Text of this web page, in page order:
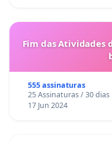
Fim das Atividades
555 assinaturas
25 Assinaturas / 30 dias
17 Jun 2024